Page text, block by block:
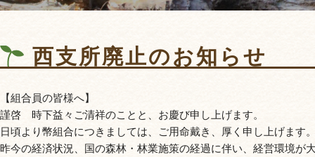
西支所廃止のお知らせ
【組合員の皆様へ】
謹啓 時下益々ご清祥のことと、お慶び申し上げます。
日頃より幣組合につきましては、ご用命戴き、厚く申し上げます
昨今の経済状況、国の森林・林業施策の経過に伴い、経営環境